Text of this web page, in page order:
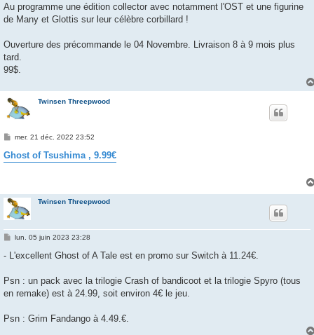
Au programme une édition collector avec notamment l'OST et une figurine
de Many et Glottis sur leur célèbre corbillard !
Ouverture des précommande le 04 Novembre. Livraison 8 à 9 mois plus
tard.
99$.
Twinsen Threepwood
M
s
s
mer. 21 déc. 2022 23:52
Ghost of Tsushima , 9.99€
Twinsen Threepwood
M
s
g
lun. 05 juin 2023 23:28
- L'excellent Ghost of A Tale est en promo sur Switch à 11.24€.
Psn : un pack avec la trilogie Crash of bandicoot et la trilogie Spyro (tous
en remake) est à 24.99, soit environ 4€ le jeu.
Psn : Grim Fandango à 4.49.€.